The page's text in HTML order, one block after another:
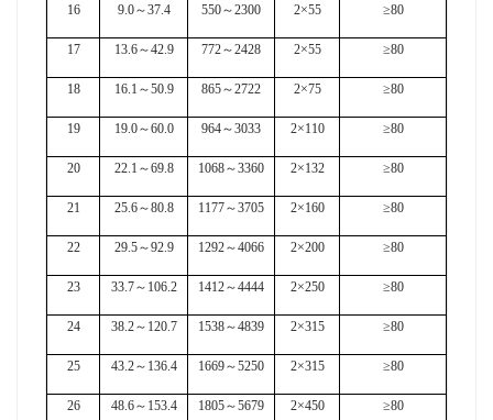
16 9.0～37.4 550～2300 2×55 ≥80
17 13.6～42.9 772～2428 2×55 ≥80
18 16.1 ～50.9 865～2722 2×75 ≥80
19 19.0～60.0 964～3033 2×110 ≥80
20 22.1 ～69.8 1068～3360 2×132 ≥80
21 25.6～80.8 1177～3705 2×160 ≥80
22 29.5～92.9 1292～4066 2×200 ≥80
23 33.7～ 106.2 1412～4444 2×250 ≥80
24 38.2～ 120.7 1538～4839 2×315 ≥80
25 43.2～ 136.4 1669～5250 2×315 ≥80
26 48.6～ 153.4 1805～5679 2×450 ≥80